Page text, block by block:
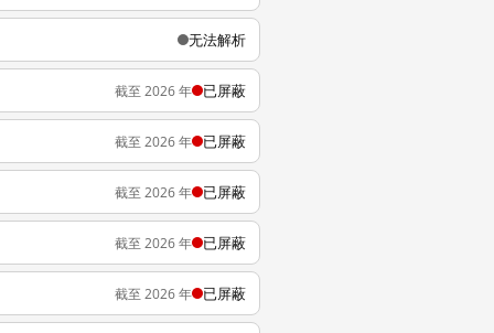
无法解析
截至 2026 年 已屏蔽
截至 2026 年 已屏蔽
截至 2026 年 已屏蔽
截至 2026 年 已屏蔽
截至 2026 年 已屏蔽